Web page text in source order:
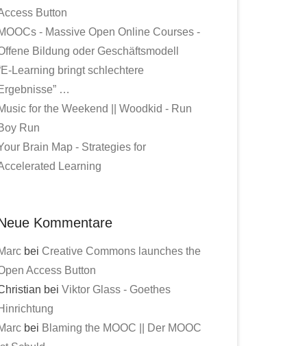
Button
- Massive Open Online Courses -
Bildung oder Geschäftsmodell
Learning bringt schlechtere
…
for the Weekend || Woodkid - Run
Run
Brain Map - Strategies for
Learning
Kommentare
bei Creative Commons launches the
Access Button
bei Viktor Glass - Goethes
bei Blaming the MOOC || Der MOOC